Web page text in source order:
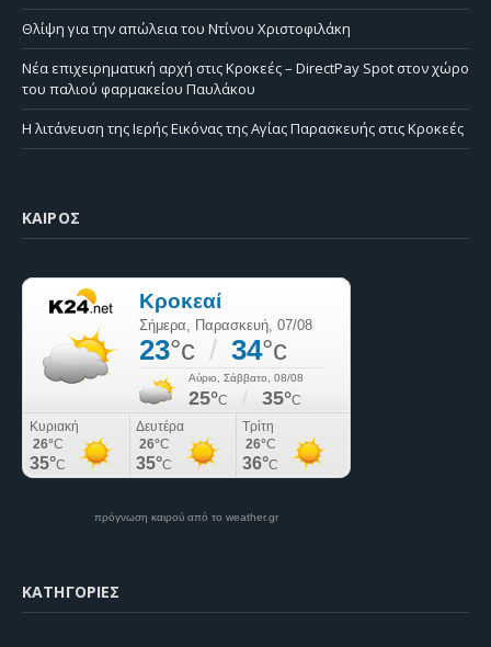
Θλίψη για την απώλεια του Ντίνου Χριστοφιλάκη
Νέα επιχειρηματική αρχή στις Κροκεές – DirectPay Spot στον χώρο
του παλιού φαρμακείου Παυλάκου
Η λιτάνευση της Ιερής Εικόνας της Αγίας Παρασκευής στις Κροκεές
ΚΑΙΡΌΣ
πρόγνωση καιρού από το weather.gr
KΑΤΗΓΟΡΊΕΣ